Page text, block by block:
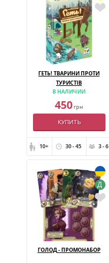
ГЕТЬ! ТВАРИНИ ПРОТИ
ТУРИСТІВ
В НАЛИЧИИ
450грн
КУПИТЬ
10+ 30 - 45 3 - 6
Д
ГОЛОД - ПРОМОНАБОР